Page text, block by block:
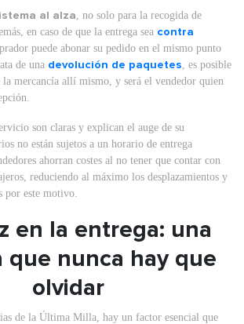
al alza , no solo para la recogida de
en caso de que la entrega sea contra
puede abonar su pedido en el mismo punto
de una devolución de paquetes , es posible
la mercancía allí mismo, y será el vendedor quien
son claras y explican el auge de su
no están sujetos a un horario de entrega
ahorran costes al no tener que contar con
reduciendo al máximo los desplazamientos y
por este motivo.
en la entrega: una
que nunca hay que
olvidar
de la Última Milla, hay un factor esencial que